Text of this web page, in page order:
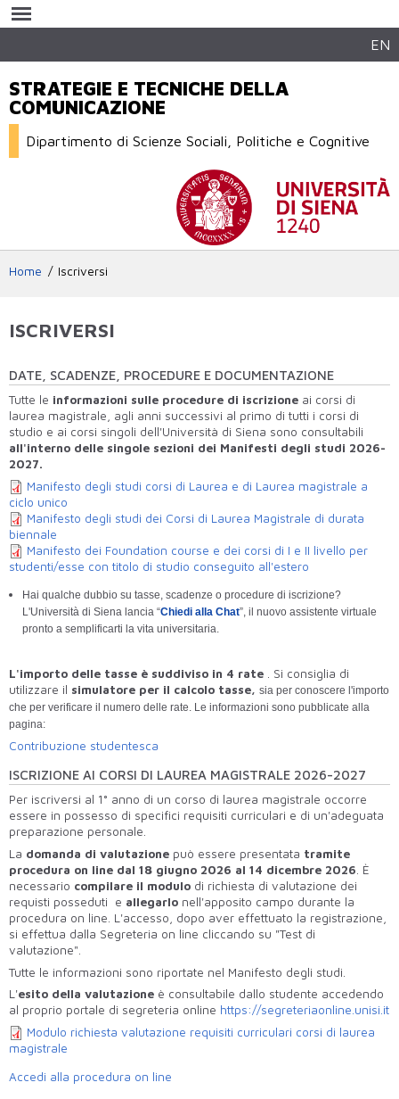
contenuto
EN
STRATEGIE E TECNICHE DELLA
COMUNICAZIONE
Dipartimento di Scienze Sociali, Politiche e Cognitive
Home Iscriversi
ISCRIVERSI
DATE, SCADENZE, PROCEDURE E DOCUMENTAZIONE
Tutte le informazioni sulle procedure di iscrizione ai corsi di
laurea magistrale, agli anni successivi al primo di tutti i corsi di
studio e ai corsi singoli dell'Università di Siena sono consultabili
all'interno delle singole sezioni dei Manifesti degli studi 2026-
2027.
Manifesto degli studi corsi di Laurea e di Laurea magistrale a
ciclo unico
Manifesto degli studi dei Corsi di Laurea Magistrale di durata
biennale
Manifesto dei Foundation course e dei corsi di I e II livello per
studenti/esse con titolo di studio conseguito all'estero
Hai qualche dubbio su tasse, scadenze o procedure di iscrizione?
L'Università di Siena lancia “Chiedi alla Chat”, il nuovo assistente virtuale
pronto a semplificarti la vita universitaria.
L'importo delle tasse è suddiviso in 4 rate
. Si consiglia di
utilizzare il simulatore per il calcolo tasse, sia per conoscere l'importo
che per verificare il numero delle rate. Le informazioni sono pubblicate alla
pagina:
Contribuzione studentesca
ISCRIZIONE AI CORSI DI LAUREA MAGISTRALE 2026-2027
Per iscriversi al 1° anno di un corso di laurea magistrale occorre
essere in possesso di specifici requisiti curriculari e di un'adeguata
preparazione personale.
La domanda di valutazione può essere presentata tramite
procedura on line dal 18 giugno 2026 al 14 dicembre 2026 . È
necessario compilare il modulo di richiesta di valutazione dei
requisti posseduti e allegarlo nell'apposito campo durante la
procedura on line. L'accesso, dopo aver effettuato la registrazione,
si effettua dalla Segreteria on line cliccando su "Test di
valutazione".
Tutte le informazioni sono riportate nel Manifesto degli studi.
L'esito della valutazione è consultabile dallo studente accedendo
al proprio portale di segreteria online https://segreteriaonline.unisi.it
Modulo richiesta valutazione requisiti curriculari corsi di laurea
magistrale
Accedi alla procedura on line